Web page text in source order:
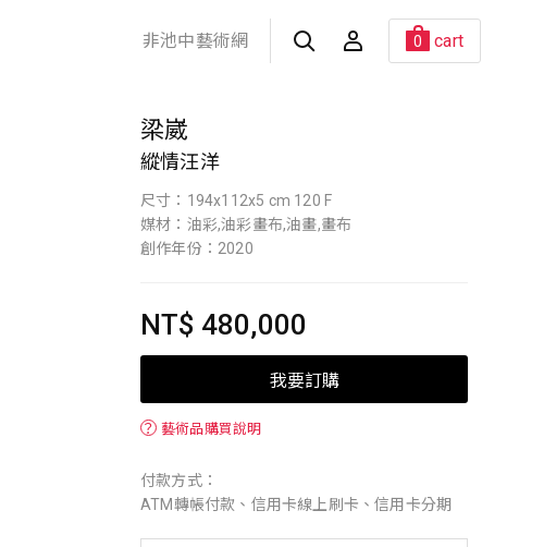
非池中藝術網 0 cart
梁崴
縱情汪洋
尺寸：194x112x5 cm 120 F
媒材：油彩,油彩畫布,油畫,畫布
創作年份：2020
NT$ 480,000
我要訂購
？ 藝術品購買說明
付款方式：
ATM轉帳付款、信用卡線上刷卡、信用卡分期